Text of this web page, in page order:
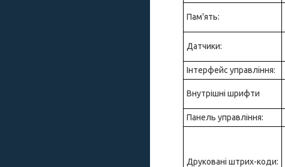
Пам'ять:
Датчики:
Інтерфейс управління:
Внутрішні шрифти
Панель управління:
Друковані штрих-коди: